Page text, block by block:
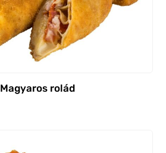
Magyaros rolád